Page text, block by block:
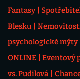
Fantasy
Blesku
psychologické mýty
ONLINE
Eventový
vs. Pudilová